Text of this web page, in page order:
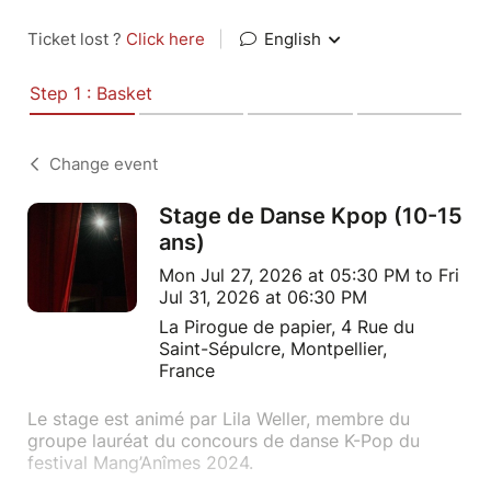
Ticket lost ? Click here English
Step 1 : Basket
Change event
Stage de Danse Kpop (10-15
ans)
Mon Jul 27, 2026 at 05:30 PM to Fri
Jul 31, 2026 at 06:30 PM
La Pirogue de papier, 4 Rue du
Saint-Sépulcre, Montpellier,
France
Le stage est animé par Lila Weller, membre du
groupe lauréat du concours de danse K-Pop du
festival Mang’Anîmes 2024.